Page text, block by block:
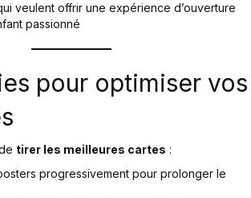
veulent offrir une expérience d’ouverture
passionné
pour optimiser vos
tirer les meilleures cartes :
progressivement pour prolonger le